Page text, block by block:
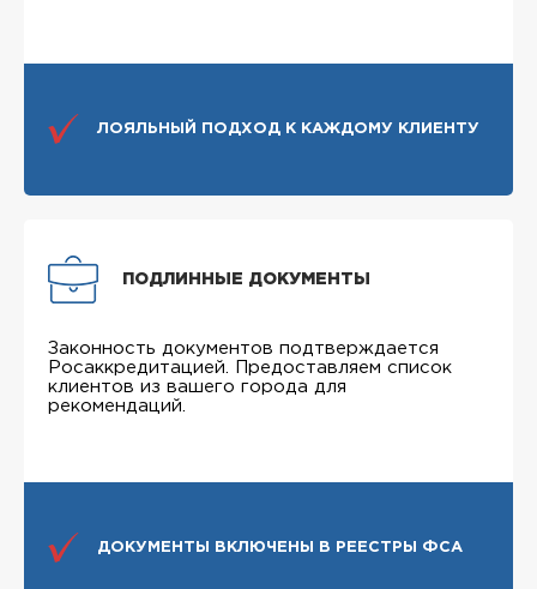
ЛОЯЛЬНЫЙ ПОДХОД К КАЖДОМУ КЛИЕНТУ
ПОДЛИННЫЕ ДОКУМЕНТЫ
Законность документов подтверждается
Росаккредитацией. Предоставляем список
клиентов из вашего города для
рекомендаций.
ДОКУМЕНТЫ ВКЛЮЧЕНЫ В РЕЕСТРЫ ФСА